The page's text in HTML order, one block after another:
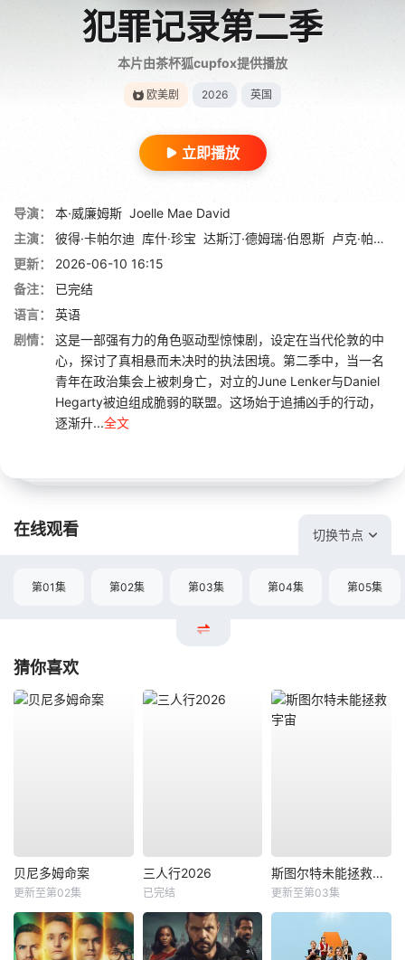
犯罪记录第二季
本片由茶杯狐cupfox提供播放
欧美剧 2026 英国
立即播放
导演： 本·威廉姆斯 Joelle Mae David
主演：
彼得·卡帕尔迪 库什·珍宝 达斯汀·德姆瑞·伯恩斯 卢克·帕斯夸里诺
更新：
2026-06-10 16:15
备注：
已完结
语言：
英语
剧情：
这是一部强有力的角色驱动型惊悚剧，设定在当代伦敦的中
心，探讨了真相悬而未决时的执法困境。第二季中，当一名
青年在政治集会上被刺身亡，对立的June Lenker与Daniel
Hegarty被迫组成脆弱的联盟。这场始于追捕凶手的行动，
逐渐升...全文
在线观看 切换节点
第01集 第02集 第03集 第04集 第05集
猜你喜欢
贝尼多姆命案
更新至第02集
三人行2026
已完结
斯图尔特未能拯救宇宙
更新至第03集